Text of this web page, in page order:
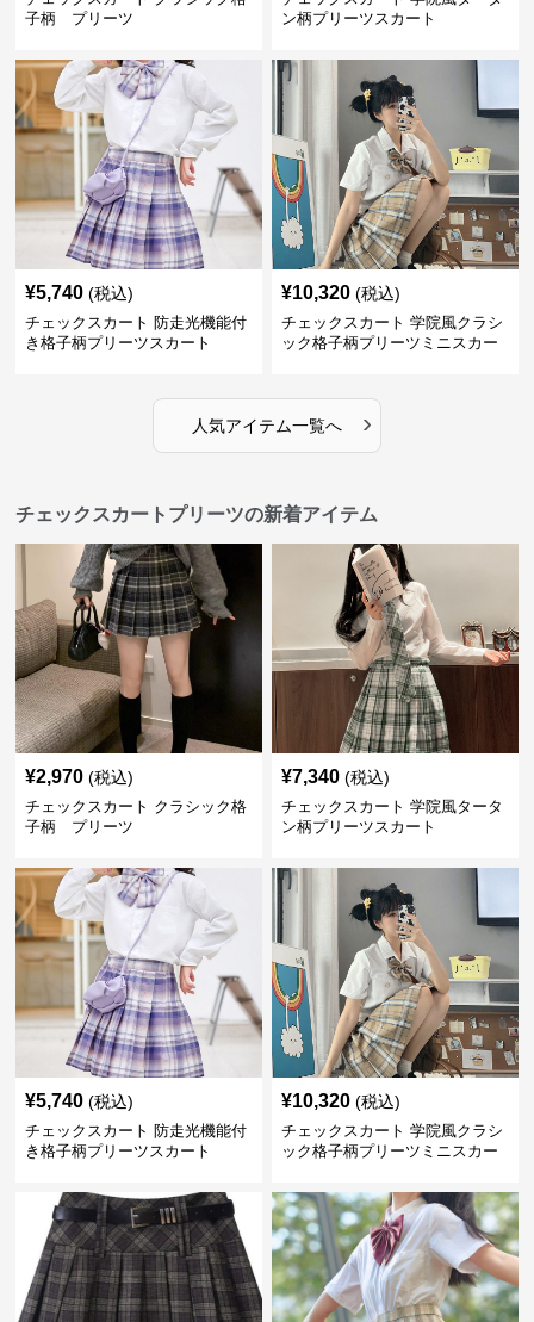
子柄 プリーツ
ン柄プリーツスカート
¥5,740 (税込)
チェックスカート 防走光機能付
き格子柄プリーツスカート
¥10,320 (税込)
チェックスカート 学院風クラシ
ック格子柄プリーツミニスカー
人気アイテム一覧へ ›
チェックスカートプリーツの新着アイテム
¥2,970 (税込)
チェックスカート クラシック格
子柄 プリーツ
¥7,340 (税込)
チェックスカート 学院風タータ
ン柄プリーツスカート
¥5,740 (税込)
チェックスカート 防走光機能付
き格子柄プリーツスカート
¥10,320 (税込)
チェックスカート 学院風クラシ
ック格子柄プリーツミニスカー